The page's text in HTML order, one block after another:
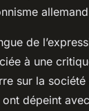
de
à une
sur la
dépeint